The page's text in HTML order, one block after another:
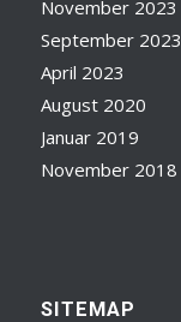
November 2023
September 2023
April 2023
August 2020
Januar 2019
November 2018
SITEMAP